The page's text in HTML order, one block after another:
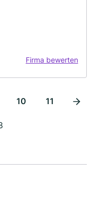
Firma bewerten
10 11